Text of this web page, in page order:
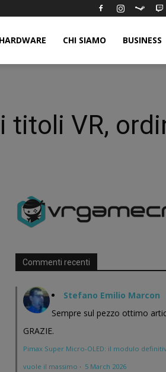
HARDWARE CHI SIAMO BUSINESS
titoli VR,
Commenti recenti
Stefano Emilio Marcon
Sempre sul pezzo ottimo
GRAZIE.
Pimax Super Micro-OLED: il modulo
vuole il massimo · 5 March 2026